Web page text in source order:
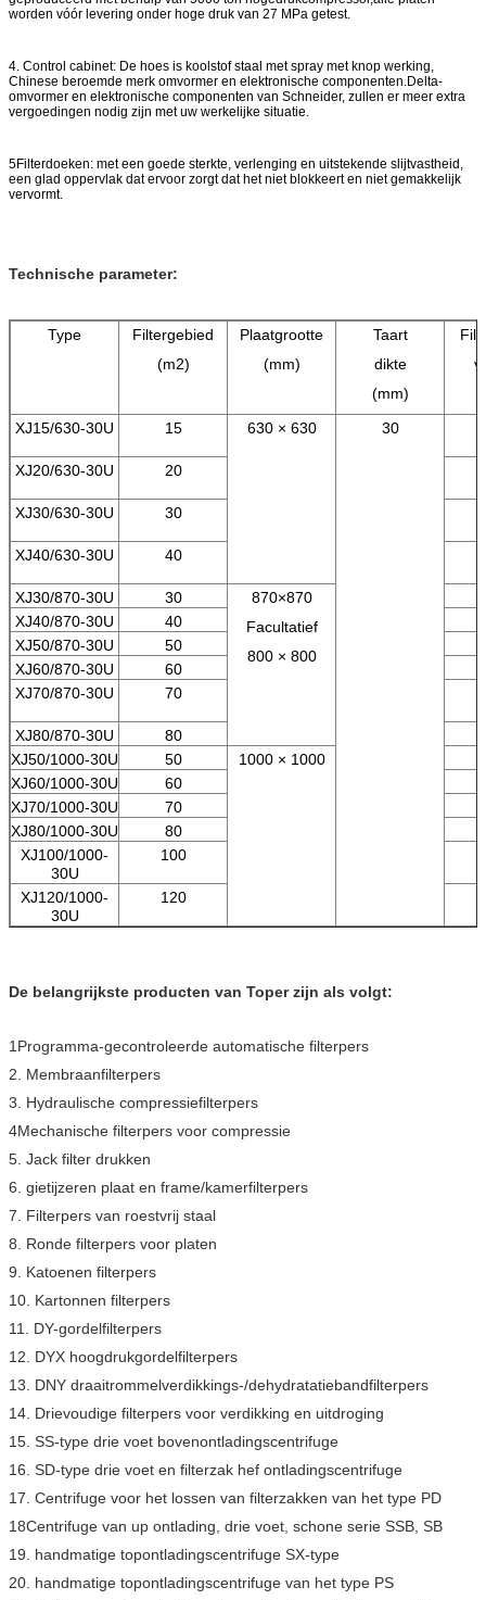
afvalwater, afvalleer, afvalwater voor het
het gebruik van afvalwater voor het brouwen
van bier, farmaceutisch afvalwater, afvalwater
andere deeltjes uit het milieu verduidelijken het
worden vóór levering onder hoge druk van 27 MPa getest.
4. Control cabinet: De hoes is koolstof staal met spray met knop werking,
Chinese beroemde merk omvormer en elektronische componenten.Delta-
omvormer en elektronische componenten van Schneider, zullen er meer extra
vergoedingen nodig zijn met uw werkelijke situatie.
5Filterdoeken: met een goede sterkte, verlenging en uitstekende slijtvastheid,
een glad oppervlak dat ervoor zorgt dat het niet blokkeert en niet gemakkelijk
vervormt.
Technische parameter:
Type
Filtergebied
(m2)
Plaatgrootte
(mm)
Taart
dikte
(mm)
XJ15/630-30U 15 630 × 630 30
XJ20/630-30U 20
XJ30/630-30U 30
XJ40/630-30U 40
XJ30/870-30U 30
870×870
Facultatief
800 × 800
XJ40/870-30U
40
XJ50/870-30U
50
XJ60/870-30U
60
XJ70/870-30U
70
XJ80/870-30U 80
XJ50/1000-30U
50 1000 × 1000
XJ60/1000-30U
60
XJ70/1000-30U
70
XJ80/1000-30U
80
XJ100/1000-
30U
100
XJ120/1000-
30U
120
De belangrijkste producten van Toper zijn als volgt:
1Programma-gecontroleerde automatische filterpers
2. Membraanfilterpers
3. Hydraulische compressiefilterpers
4Mechanische filterpers voor compressie
5. Jack filter drukken
6. gietijzeren plaat en frame/kamerfilterpers
7. Filterpers van roestvrij staal
8. Ronde filterpers voor platen
9. Katoenen filterpers
10. Kartonnen filterpers
11. DY-gordelfilterpers
12. DYX hoogdrukgordelfilterpers
13. DNY draaitrommelverdikkings-/dehydratatiebandfilterpers
14. Drievoudige filterpers voor verdikking en uitdroging
15. SS-type drie voet bovenontladingscentrifuge
16. SD-type drie voet en filterzak hef ontladingscentrifuge
17. Centrifuge voor het lossen van filterzakken van het type PD
18Centrifuge van up ontlading, drie voet, schone serie SSB, SB
19. handmatige topontladingscentrifuge SX-type
20. handmatige topontladingscentrifuge van het type PS